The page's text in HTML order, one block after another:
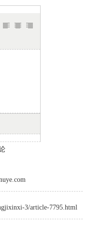
3/article-7795.html